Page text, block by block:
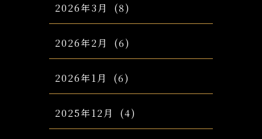
2026年3月 (8)
2026年2月 (6)
2026年1月 (6)
2025年12月 (4)